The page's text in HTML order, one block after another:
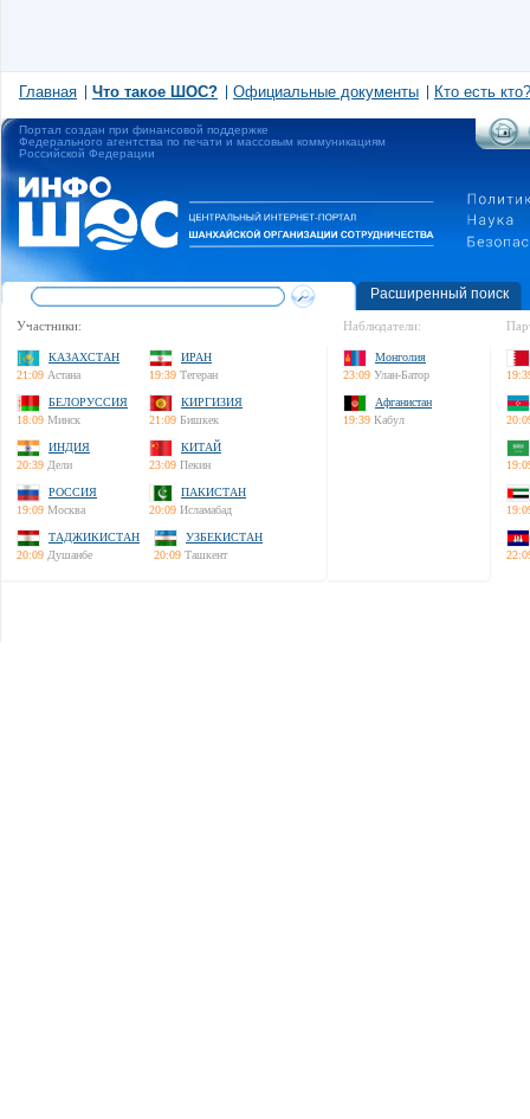
Главная Что такое ШОС? Официальные документы Кто есть кто?
Портал создан при финансовой поддержке
Федерального агентства по печати и массовым коммуникациям
Российской Федерации
Расширенный поиск
Участники:
КАЗАХСТАН
21:09 Астана
ИРАН
19:39 Тегеран
БЕЛОРУССИЯ
18:09 Минск
КИРГИЗИЯ
21:09 Бишкек
ИНДИЯ
20:39 Дели
КИТАЙ
23:09 Пекин
РОССИЯ
19:09 Москва
ПАКИСТАН
20:09 Исламабад
ТАДЖИКИСТАН
20:09 Душанбе
УЗБЕКИСТАН
20:09 Ташкент
Наблюдатели:
Монголия
23:09 Улан-Батор
Афганистан
19:39 Кабул